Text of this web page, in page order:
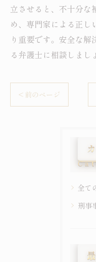
立させると、不十分な
め、専門家による正し
り重要です。安全な
る弁護士に相談しまし
< 前のページ
全て
刑事